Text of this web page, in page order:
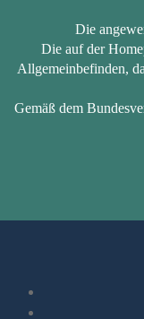
Die
Die auf der
Allgemeinbefinden,
Gemäß dem